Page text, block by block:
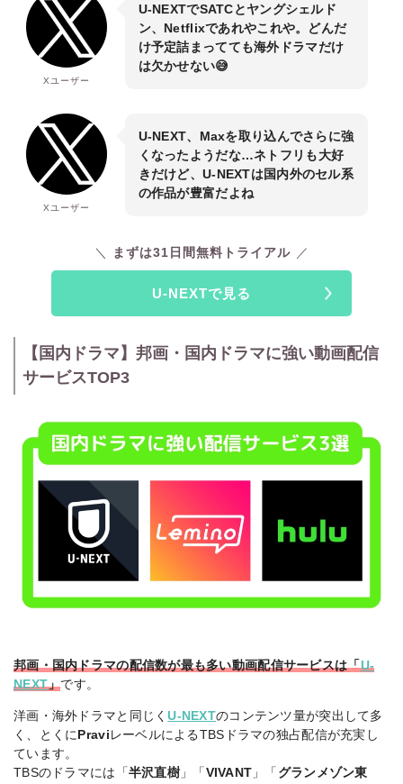
Xユーザー
U-NEXTでSATCとヤングシェルド
ン、Netflixであれやこれや。どんだ
け予定詰まってても海外ドラマだけ
は欠かせない😅
Xユーザー
U-NEXT、Maxを取り込んでさらに強
くなったようだな…ネトフリも大好
きだけど、U-NEXTは国内外のセル系
の作品が豊富だよね
まずは31日間無料トライアル
U-NEXTで見る
【国内ドラマ】邦画・国内ドラマに強い動画配信
サービスTOP3
邦画・国内ドラマの配信数が最も多い動画配信サービスは「U-
NEXT」です。
洋画・海外ドラマと同じくU-NEXTのコンテンツ量が突出して多
く、とくに Pravi レーベルによるTBSドラマの独占配信が充実し
ています。
TBSのドラマには「 半沢直樹」「 VIVANT 」「 グランメゾン東